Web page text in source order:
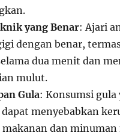
yang Benar: Ajari
dengan benar,
dua menit dan
mulut.
Gula: Konsumsi gula
menyebabkan
makanan dan minuman